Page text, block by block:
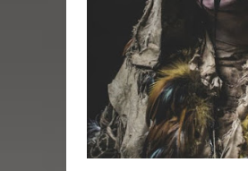
El Buscador
El Pueblo Protegido
Parte 05: Sitiados
Parte 04: Se Descubre